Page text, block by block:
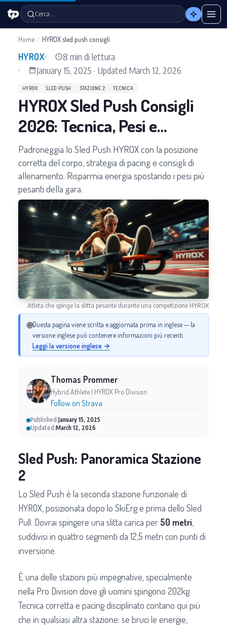
Cerca…
Home / HYROX sled push consigli
HYROX
8 min di lettura
January 15, 2025 · Updated March 12, 2026
HYROX SLED PUSH STAZIONE 2 TECNICA
HYROX Sled Push Consigli
2026: Tecnica, Pesi e
Strategia
Padroneggia lo Sled Push HYROX con la posizione
corretta del corpo, strategia di pacing e consigli di
allenamento. Risparmia energia spostando i pesi più
pesanti della gara.
Atleta che spinge la slitta pesante durante una competizione HYROX
🌐Questa pagina viene scritta e aggiornata prima in inglese — la
versione inglese può contenere informazioni più recenti.
Leggi la versione inglese →
Thomas Prommer
Hybrid Athlete | HYROX Pro Division
Follow on Strava
Published:January 15, 2025
Updated:March 12, 2026
Sled Push: Panoramica Stazione
2
Lo Sled Push è la seconda stazione funzionale di
HYROX, posizionata dopo lo SkiErg e prima dello Sled
Pull. Dovrai spingere una slitta carica per 50 metri
suddivisi in quattro segmenti da 12,5 metri con punti di
inversione.
È una delle stazioni più impegnative, specialmente
nella Pro Division dove gli uomini spingono 202kg.
Tecnica corretta e pacing disciplinato contano qui più
che in qualsiasi altra stazione: se bruci le energie,